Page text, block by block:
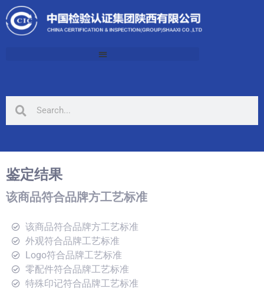
鉴定结果
该商品符合品牌方工艺标准
该商品符合品牌方工艺标准
外观符合品牌工艺标准
Logo符合品牌工艺标准
零配件符合品牌工艺标准
特殊印记符合品牌工艺标准